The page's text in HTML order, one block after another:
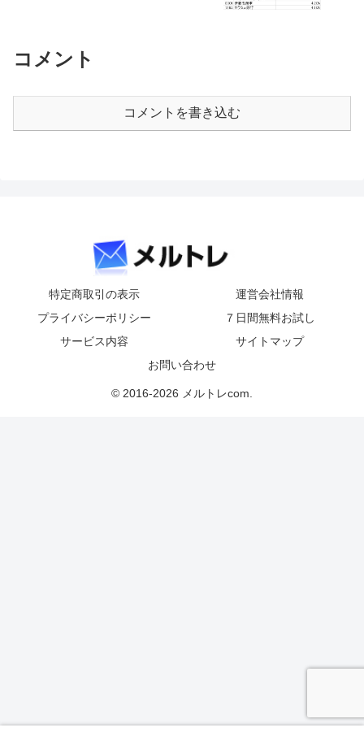
コメント
コメントを書き込む
特定商取引の表示
運営会社情報
プライバシーポリシー
７日間無料お試し
サービス内容
サイトマップ
お問い合わせ
© 2016-2026 メルトレcom.